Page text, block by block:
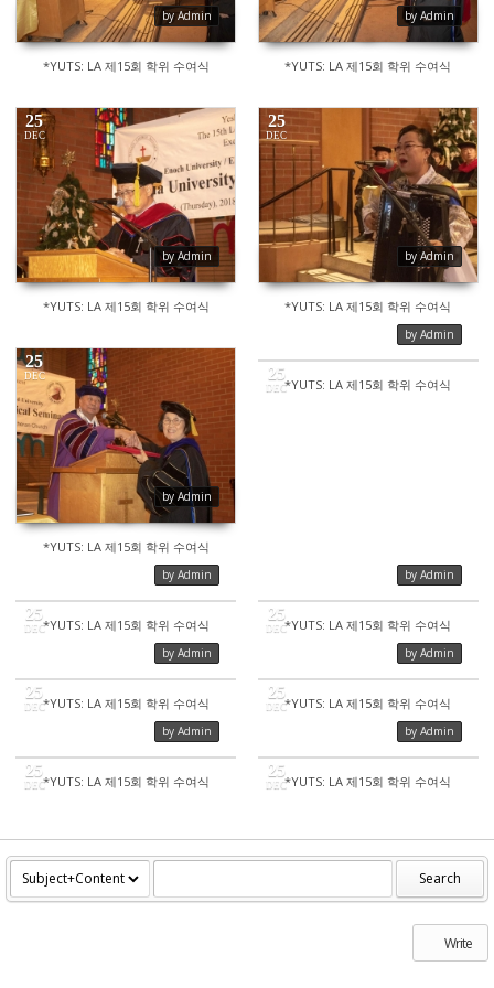
by Admin
*YUTS: LA 제15회 학위 수여식
by Admin
*YUTS: LA 제15회 학위 수여식
25
DEC
by Admin
476
*YUTS: LA 제15회 학위 수여식
25
DEC
by Admin
464
*YUTS: LA 제15회 학위 수여식
25
DEC
by Admin
459
*YUTS: LA 제15회 학위 수여식
25
DEC
by Admin
*YUTS: LA 제15회 학위 수여식
25
DEC
by Admin
*YUTS: LA 제15회 학위 수여식
25
DEC
by Admin
*YUTS: LA 제15회 학위 수여식
25
DEC
by Admin
*YUTS: LA 제15회 학위 수여식
25
DEC
by Admin
*YUTS: LA 제15회 학위 수여식
25
DEC
by Admin
*YUTS: LA 제15회 학위 수여식
25
DEC
by Admin
*YUTS: LA 제15회 학위 수여식
Search
Write